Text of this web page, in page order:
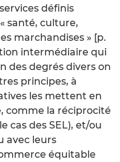
définis
santé, culture,
marchandises » [p.
intermédiaire qui
des degrés divers on
principes, à
les mettent en
comme la réciprocité
cas des SEL), et/ou
avec leurs
équitable